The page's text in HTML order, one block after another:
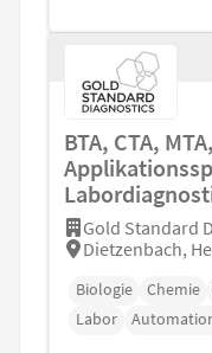
BTA, CTA,
Gold Standard
Dietzenbach,
Biologie Chemie
Labor